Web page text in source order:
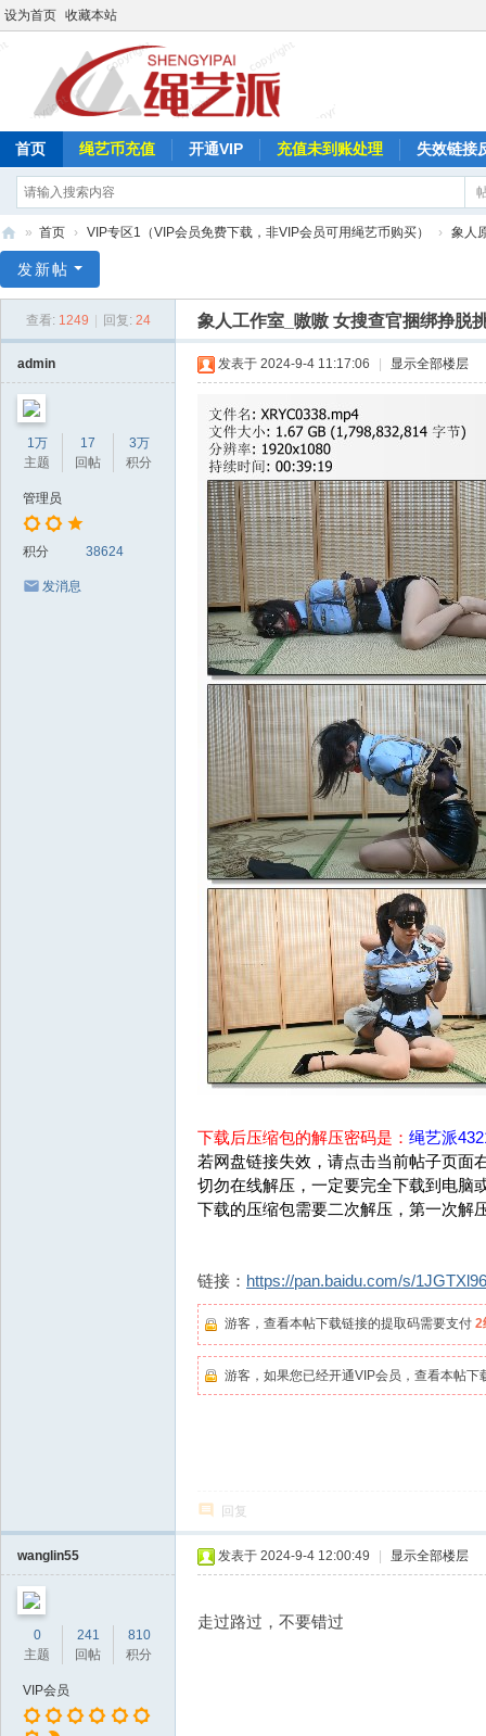
设为首页 收藏本站
首页 绳艺币充值 开通VIP 充值未到账处理 失效链接
艺
» 首页 › VIP专区1（VIP会员免费下载，非VIP会员可用绳艺币购买） › 象人
发新帖
查看: 1249 回复: 24 象人工作室_嗷嗷 女搜查官捆绑挣脱
admin
1万
主题
17
回帖
3万
积分
管理员
积分 38624
发消息
发表于 2024-9-4 11:17:06 显示全部楼层
下载后压缩包的解压密码是： 绳艺派
若网盘链接失效，请点击当前帖子页面
切勿在线解压，一定要完全下载到电脑
下载的压缩包需要二次解压，第一次解
链接： https://pan.baidu.com/s/
游客，查看本帖下载链接的提取码需要支付 2
游客，如果您已经开通VIP会员，查看本帖下
回复
wanglin55
0
主题
241
回帖
810
积分
VIP会员
发表于 2024-9-4 12:00:49 显示全部楼层
走过路过，不要错过